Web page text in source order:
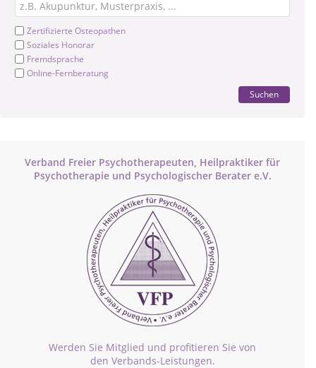
Zertifizierte Osteopathen
Soziales Honorar
Fremdsprache
Online-Fernberatung
Suchen
Verband Freier Psychotherapeuten, Heilpraktiker für
Psychotherapie und Psychologischer Berater e.V.
Werden Sie Mitglied und profitieren Sie von
den Verbands-Leistungen.